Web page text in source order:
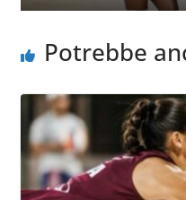
Potrebbe